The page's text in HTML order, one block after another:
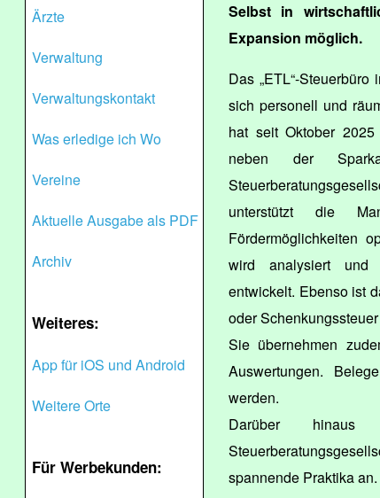
Ärzte
Verwaltung
Verwaltungskontakt
Was erledige ich Wo
Vereine
Aktuelle Ausgabe als PDF
Archiv
Weiteres:
App für iOS und Android
Weitere Orte
Für Werbekunden:
Selbst in
Expansion möglich.
Das „ETL“-
sich personell und
hat seit Oktober
neben der
unterstützt die
Fördermöglichkeiten
wird analysiert und
entwickelt. Ebenso ist
oder
Sie übernehmen
Auswertungen.
werden.
Darüber
spannende Praktika an.